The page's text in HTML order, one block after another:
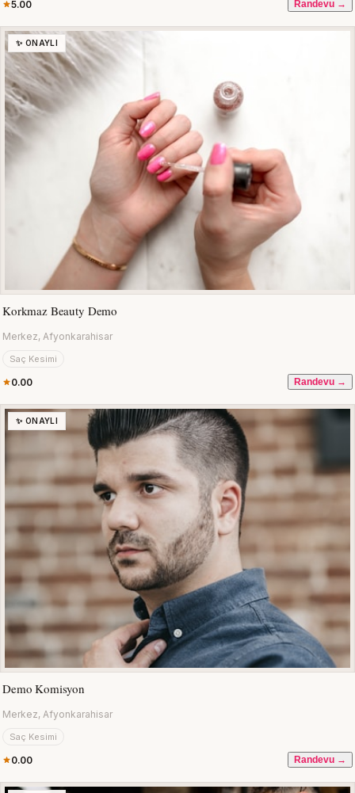
5.00 Randevu →
✨ ONAYLI
Korkmaz Beauty Demo
Merkez, Afyonkarahisar
Saç Kesimi
0.00 Randevu →
✨ ONAYLI
Demo Komisyon
Merkez, Afyonkarahisar
Saç Kesimi
0.00 Randevu →